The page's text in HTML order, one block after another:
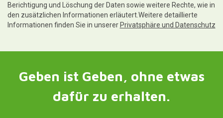
Berichtigung und Löschung der Daten sowie weitere Rechte, wie in
den zusätzlichen Informationen erläutert.Weitere detaillierte
Informationen finden Sie in unserer Privatsphäre und Datenschutz
Geben ist Geben, ohne etwas
dafür zu erhalten.